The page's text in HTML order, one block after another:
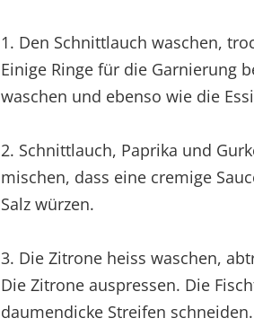
1. Den Schnittlauch waschen,
Einige Ringe für die Garnierung
waschen und ebenso wie die
2. Schnittlauch, Paprika und
mischen, dass eine cremige
Salz würzen.
3. Die Zitrone heiss waschen,
Die Zitrone auspressen. Die
daumendicke Streifen